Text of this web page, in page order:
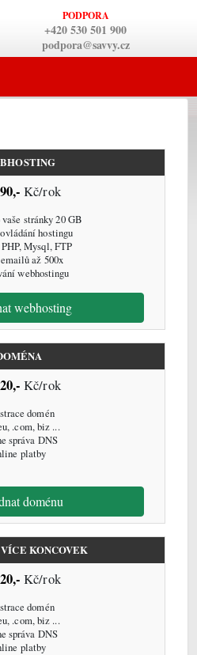
PODPORA
+420 530 501 900
podpora@savvy.cz
Kč/rok
stránky 20 GB
hostingu
Mysql, FTP
až 500x
webhostingu
webhosting
Kč/rok
domén
.com, biz ...
správa DNS
platby
doménu
KONCOVEK
Kč/rok
domén
.com, biz ...
správa DNS
platby